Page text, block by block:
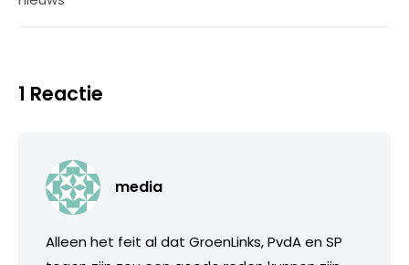
1 Reactie
media
Alleen het feit al dat GroenLinks, PvdA en SP